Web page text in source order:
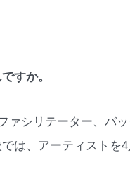
すか。
ァシリテーター、バ
は、アーティストを